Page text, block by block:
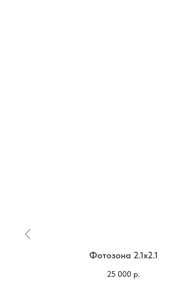
Фотозона 2.1х2.1
25 000 р.